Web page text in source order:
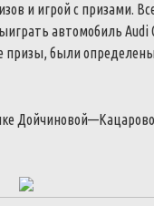
и игройс призами.
автомобиль Audi
призы, были
Дойчиновой—